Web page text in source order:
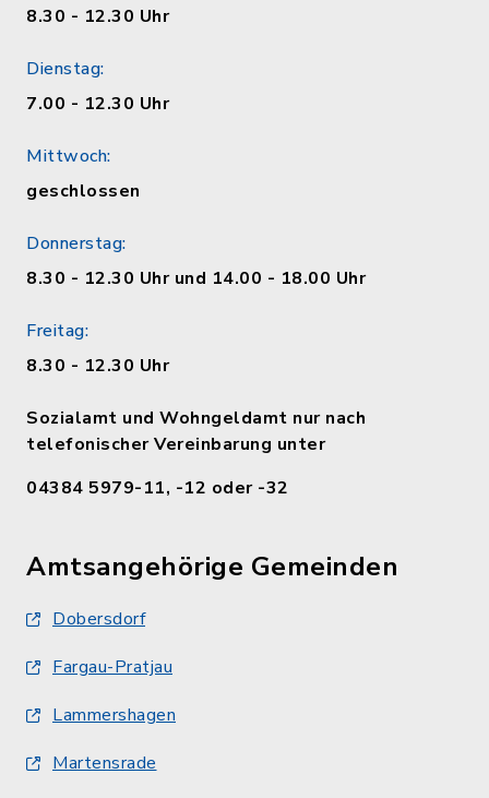
8.30 - 12.30 Uhr
Dienstag:
7.00 - 12.30 Uhr
Mittwoch:
geschlossen
Donnerstag:
8.30 - 12.30 Uhr und 14.00 - 18.00 Uhr
Freitag:
8.30 - 12.30 Uhr
Sozialamt und Wohngeldamt nur nach
telefonischer Vereinbarung unter
04384 5979-11, -12 oder -32
Amtsangehörige Gemeinden
Dobersdorf
Fargau-Pratjau
Lammershagen
Martensrade